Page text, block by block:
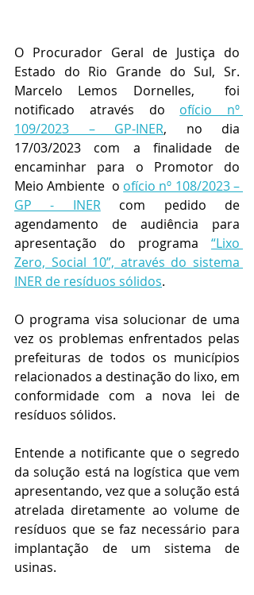
O Procurador Geral de Justiça do
Estado do Rio Grande do Sul, Sr.
Marcelo Lemos Dornelles,  foi
notificado através do ofício nº
109/2023 – GP-INER, no dia
17/03/2023 com a finalidade de
encaminhar para o Promotor do
Meio Ambiente  o ofício nº 108/2023 –
GP - INER com pedido de
agendamento de audiência para
apresentação do programa “Lixo
Zero, Social 10”, através do sistema
INER de resíduos sólidos.
O programa visa solucionar de uma
vez os problemas enfrentados pelas
prefeituras de todos os municípios
relacionados a destinação do lixo, em
conformidade com a nova lei de
resíduos sólidos.
Entende a notificante que o segredo
da solução está na logística que vem
apresentando, vez que a solução está
atrelada diretamente ao volume de
resíduos que se faz necessário para
implantação de um sistema de
usinas.